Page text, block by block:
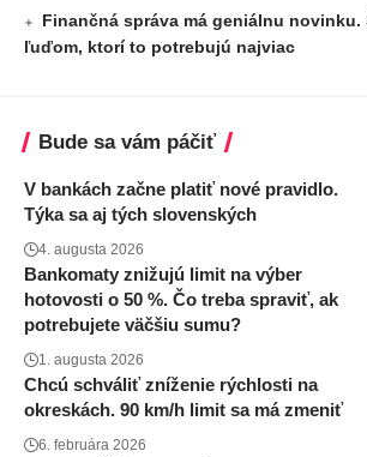
Finančná správa má geniálnu novinku.
ľuďom, ktorí to potrebujú najviac
Bude sa vám páčiť
V bankách začne platiť nové pravidlo.
Týka sa aj tých slovenských
4. augusta 2026
Bankomaty znižujú limit na výber
hotovosti o 50 %. Čo treba spraviť, ak
potrebujete väčšiu sumu?
1. augusta 2026
Chcú schváliť zníženie rýchlosti na
okreskách. 90 km/h limit sa má zmeniť
6. februára 2026